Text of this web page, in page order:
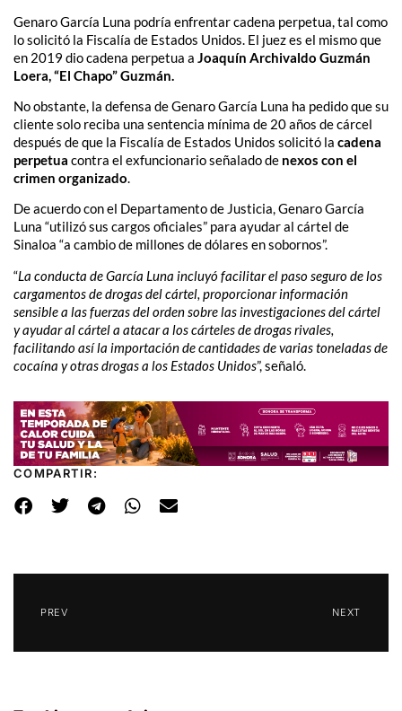
Genaro García Luna podría enfrentar cadena perpetua, tal como
lo solicitó la Fiscalía de Estados Unidos. El juez es el mismo que
en 2019 dio cadena perpetua a Joaquín Archivaldo Guzmán
Loera, “El Chapo” Guzmán.
No obstante, la defensa de Genaro García Luna ha pedido que su
cliente solo reciba una sentencia mínima de 20 años de cárcel
después de que la Fiscalía de Estados Unidos solicitó la cadena
perpetua contra el exfuncionario señalado de nexos con el
crimen organizado.
De acuerdo con el Departamento de Justicia, Genaro García
Luna “utilizó sus cargos oficiales” para ayudar al cártel de
Sinaloa “a cambio de millones de dólares en sobornos”.
“La conducta de García Luna incluyó facilitar el paso seguro de los
cargamentos de drogas del cártel, proporcionar información
sensible a las fuerzas del orden sobre las investigaciones del cártel
y ayudar al cártel a atacar a los cárteles de drogas rivales,
facilitando así la importación de cantidades de varias toneladas de
cocaína y otras drogas a los Estados Unidos”, señaló.
COMPARTIR:
PREV NEXT